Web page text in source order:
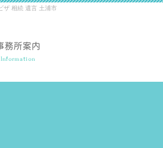
ザ 相続 遺言 土浦市
務所案内
Information